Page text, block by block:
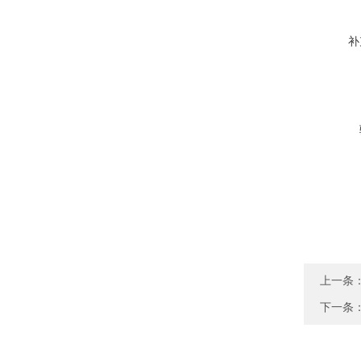
补
上一条：
下一条：